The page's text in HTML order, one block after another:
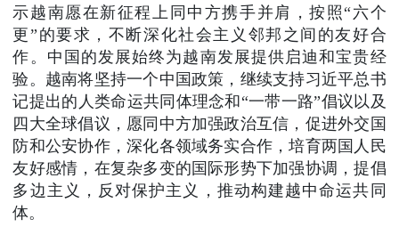
示越南愿在新征程上同中方携手并肩，按照“六个
更”的要求，不断深化社会主义邻邦之间的友好合
作。中国的发展始终为越南发展提供启迪和宝贵经
验。越南将坚持一个中国政策，继续支持习近平总书
记提出的人类命运共同体理念和“一带一路”倡议以及
四大全球倡议，愿同中方加强政治互信，促进外交国
防和公安协作，深化各领域务实合作，培育两国人民
友好感情，在复杂多变的国际形势下加强协调，提倡
多边主义，反对保护主义，推动构建越中命运共同
体。